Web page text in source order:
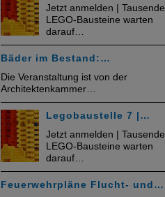
Jetzt anmelden | Tausende
LEGO-Bausteine warten
darauf…
Bäder im Bestand:…
Die Veranstaltung ist von der
Architektenkammer…
Legobaustelle 7 |…
Jetzt anmelden | Tausende
LEGO-Bausteine warten
darauf…
Feuerwehrpläne Flucht- und…